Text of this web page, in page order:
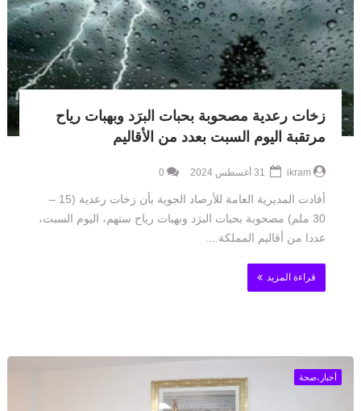
زخات رعدية مصحوبة بحبات البرَد وبهبات رياح
مرتقبة اليوم السبت بعدد من الأقاليم
ikram
0
أفادت المديرية العامة للأرصاد الجوية بأن زخات رعدية (15 –
30 ملم) مصحوبة بحبات البرَد وبهبات رياح ستهم، اليوم السبت،
عددا من أقاليم المملكة....
قراءة المزيد
أخبار،صحة